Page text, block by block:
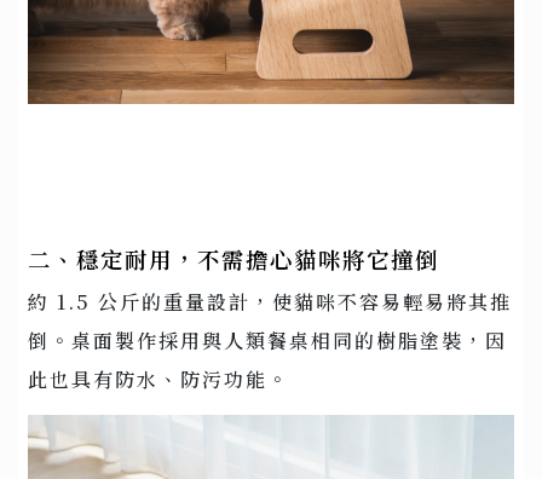
二、穩定耐用，不需擔心貓咪將它撞倒
約 1.5 公斤的重量設計，使貓咪不容易輕易將其推
倒。桌面製作採用與人類餐桌相同的樹脂塗裝，因
此也具有防水、防污功能。